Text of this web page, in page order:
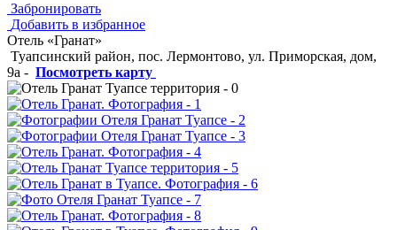
Забронировать
Добавить в избранное
Отель «Гранат»
Туапсинский район, пос. Лермонтово, ул. Приморская, дом,
9а - Посмотреть карту